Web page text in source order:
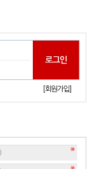
[회원가입]